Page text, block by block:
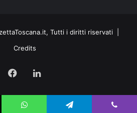
Tutti i diritti riservati |
Credits
FacebookLinkedIn